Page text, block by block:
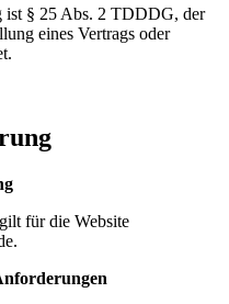
ist § 25 Abs. 2 TDDDG, der
eines Vertrags oder
für die Website